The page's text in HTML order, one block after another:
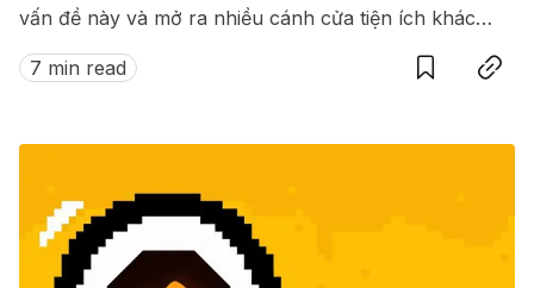
vấn đề này và mở ra nhiều cánh cửa tiện ích khác
nữa dành cho người dùng trong thế giới Web3.
7 min read
SaveCopy link